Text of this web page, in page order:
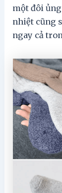
một đôi
nhiệt cũng
ngay cả